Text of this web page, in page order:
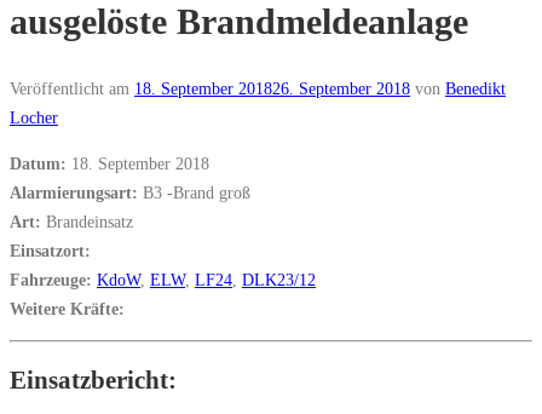
ausgelöste Brandmeldeanlage
Veröffentlicht am 18. September 201826. September 2018 von Benedikt
Locher
Datum: 18. September 2018
Alarmierungsart: B3 -Brand groß
Art: Brandeinsatz
Einsatzort:
Fahrzeuge: KdoW, ELW, LF24 DLK23/12
Weitere Kräfte:
Einsatzbericht: